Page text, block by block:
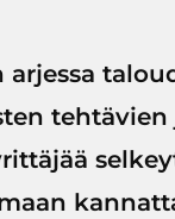
arjessa
tehtävien